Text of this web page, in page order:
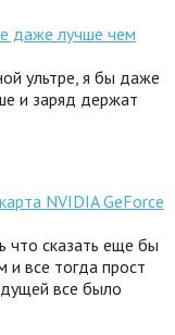
даже лучше чем
ультре, я бы даже
и заряд держат
NVIDIA GeForce
что сказать еще бы
и все тогда прост
все было